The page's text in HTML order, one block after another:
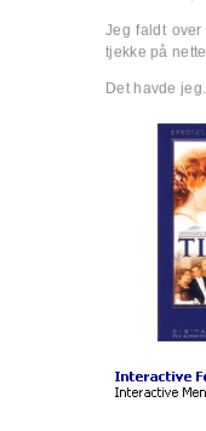
Jeg faldt
tjekke på
Det havde jeg.